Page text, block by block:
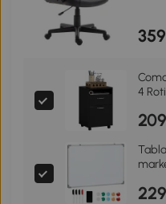
359
4 Roti
209
229